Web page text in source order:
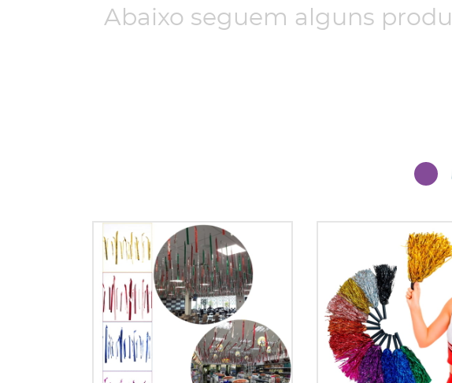
Abaixo seguem alguns